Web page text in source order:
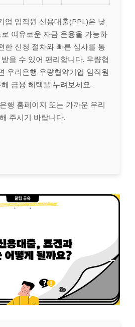
업 임직원 신용대출(PPL)은 낮
여유로운 자금 운용을 가능하
한 신청 절차와 빠른 심사를 통
을 수 있어 편리합니다. 우량협
우리은행 우량협약기업 임직원
금융 혜택을 누려보세요.
행 홈페이지 또는 가까운 우리
주시기 바랍니다.